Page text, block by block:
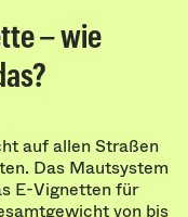
– wie
auf allen Straßen
Das Mautsystem
E-Vignetten für
von bis